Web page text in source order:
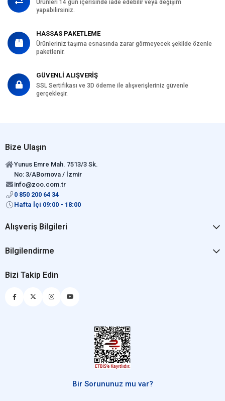
Ürünleri 14 gün içerisinde iade edebilir veya değişim
yapabilirsiniz.
HASSAS PAKETLEME
Ürünleriniz taşıma esnasında zarar görmeyecek şekilde özenle
paketlenir.
GÜVENLİ ALIŞVERİŞ
SSL Sertifikası ve 3D ödeme ile alışverişleriniz güvenle
gerçekleşir.
Bize Ulaşın
Yunus Emre Mah. 7513/3 Sk.
No: 3/ABornova / İzmir
info@zoo.com.tr
0 850 200 64 34
Hafta İçi 09:00 - 18:00
Alışveriş Bilgileri
Bilgilendirme
Bizi Takip Edin
Bir Sorununuz mu var?